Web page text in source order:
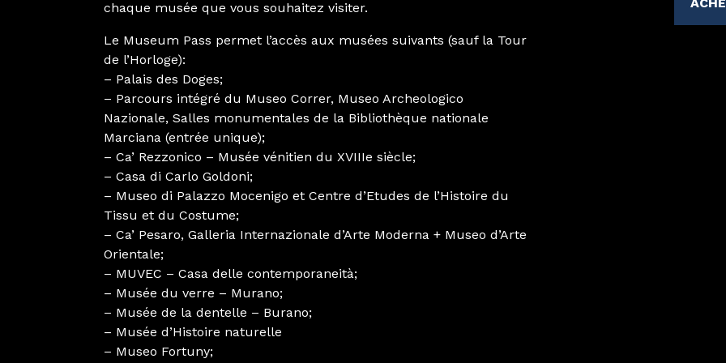
chaque musée que vous souhaitez visiter.
Le Museum Pass permet l’accès aux musées suivants (sauf la Tour
de l’Horloge):
– Palais des Doges;
– Parcours intégré du Museo Correr, Museo Archeologico
Nazionale, Salles monumentales de la Bibliothèque nationale
Marciana (entrée unique);
– Ca’ Rezzonico – Musée vénitien du XVIIIe siècle;
– Casa di Carlo Goldoni;
– Museo di Palazzo Mocenigo et Centre d’Etudes de l’Histoire du
Tissu et du Costume;
– Ca’ Pesaro, Galleria Internazionale d’Arte Moderna + Museo d’Arte
Orientale;
– MUVEC – Casa delle contemporaneità;
– Musée du verre – Murano;
– Musée de la dentelle – Burano;
– Musée d’Histoire naturelle
– Museo Fortuny;